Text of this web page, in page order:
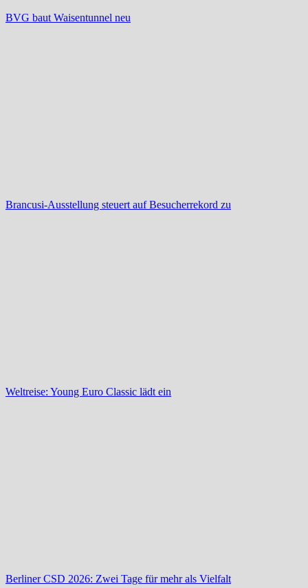
BVG baut Waisentunnel neu
Brancusi-Ausstellung steuert auf Besucherrekord zu
Weltreise: Young Euro Classic lädt ein
Berliner CSD 2026: Zwei Tage für mehr als Vielfalt